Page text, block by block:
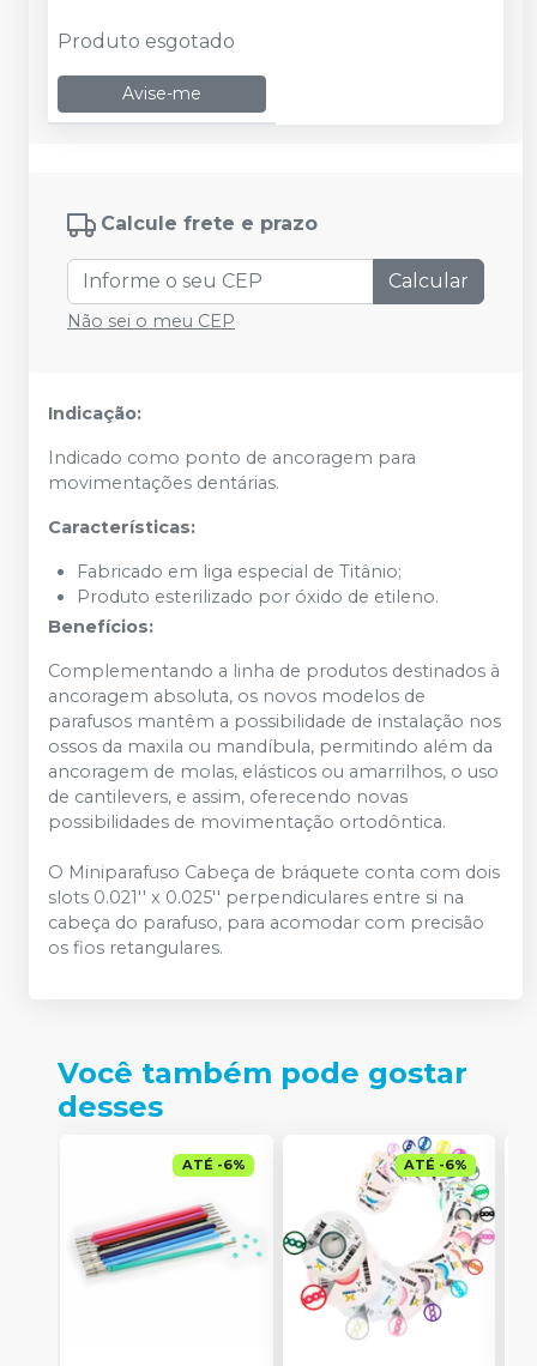
Produto esgotado
Avise-me
Calcule frete e prazo
Calcular
Não sei o meu CEP
Indicação:
Indicado como ponto de ancoragem para
movimentações dentárias.
Características:
Fabricado em liga especial de Titânio;
Produto esterilizado por óxido de etileno.
Benefícios:
Complementando a linha de produtos destinados à
ancoragem absoluta, os novos modelos de
parafusos mantêm a possibilidade de instalação nos
ossos da maxila ou mandíbula, permitindo além da
ancoragem de molas, elásticos ou amarrilhos, o uso
de cantilevers, e assim, oferecendo novas
possibilidades de movimentação ortodôntica.
O Miniparafuso Cabeça de bráquete conta com dois
slots 0.021'' x 0.025'' perpendiculares entre si na
cabeça do parafuso, para acomodar com precisão
os fios retangulares.
Você também pode gostar
desses
ATÉ -6% ATÉ -6%